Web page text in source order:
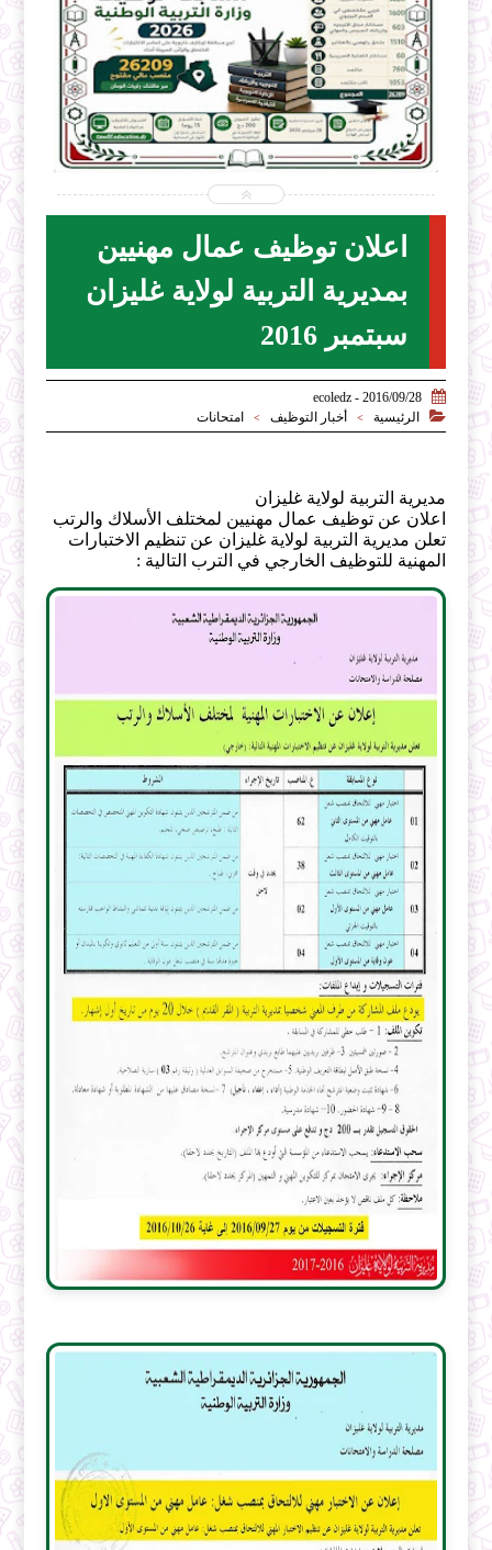
2026-07-28
ecoledz.net
اعلان توظيف عمال مهنيين
بمديرية التربية لولاية غليزان
سبتمبر 2016

2016/09/28 - ecoledz

الرئيسية > أخبار التوظيف > امتحانات
مديرية التربية لولاية غليزان
اعلان عن توظيف عمال مهنيين لمختلف الأسلاك والرتب
تعلن مديرية التربية لولاية غليزان عن تنظيم الاختبارات
المهنية للتوظيف الخارجي في الترب التالية :